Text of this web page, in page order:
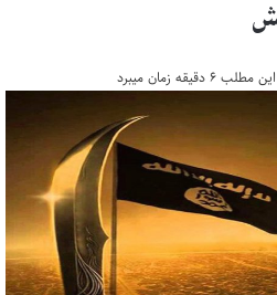
دقیقه زمان میبرد